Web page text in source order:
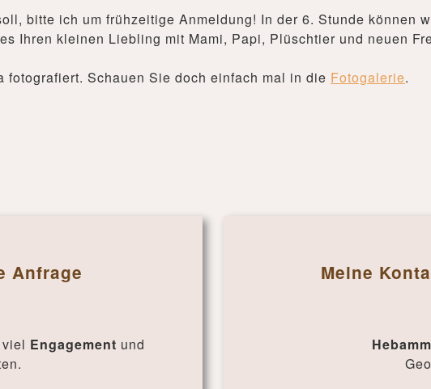
bitte ich um frühzeitige Anmeldung! In der 6. Stunde können
Ihren kleinen Liebling mit Mami, Papi, Plüschtier und neuen
Schauen Sie doch einfach mal in die Fotogalerie.
Anfrage
Engagement und
Meine